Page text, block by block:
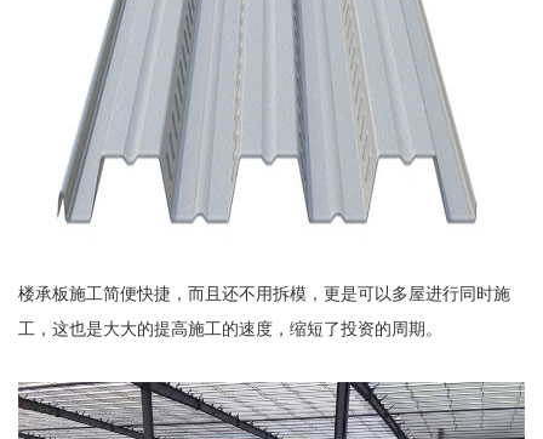
楼承板施工简便快捷，而且还不用拆模，更是可以多屋进行同时施
工，这也是大大的提高施工的速度，缩短了投资的周期。